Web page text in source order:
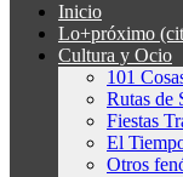
Inicio
Lo+próximo
Cultura y Ocio
101
Rutas de
Fiestas
El
Otros